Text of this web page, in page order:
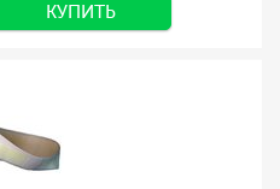
КУПИТЬ